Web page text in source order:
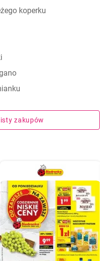
koperku
zakupów